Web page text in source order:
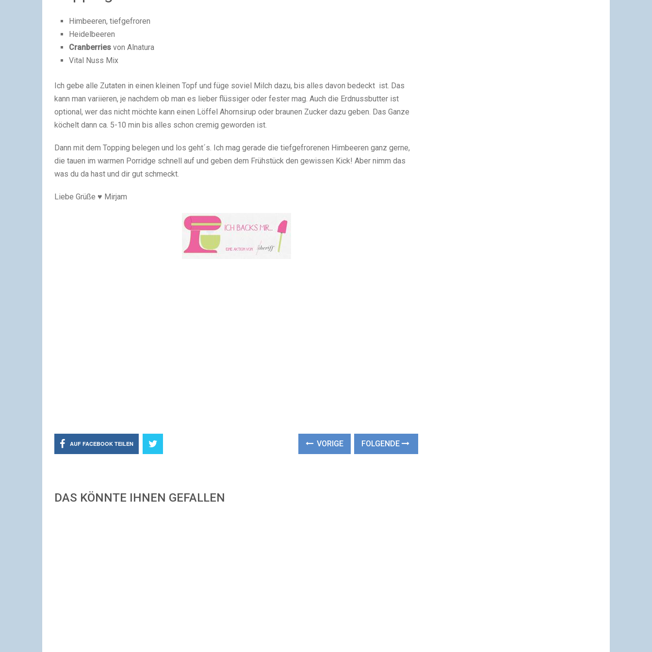
Himbeeren, tiefgefroren
Heidelbeeren
Cranberries von Alnatura
Vital Nuss Mix
Ich gebe alle Zutaten in einen kleinen Topf und füge soviel Milch dazu, bis alles davon bedeckt ist. Das
kann man variieren, je nachdem ob man es lieber flüssiger oder fester mag. Auch die Erdnussbutter ist
optional, wer das nicht möchte kann einen Löffel Ahornsirup oder braunen Zucker dazu geben. Das Ganze
köchelt dann ca. 5-10 min bis alles schon cremig geworden ist.
Dann mit dem Topping belegen und los geht´s. Ich mag gerade die tiefgefrorenen Himbeeren ganz gerne,
die tauen im warmen Porridge schnell auf und geben dem Frühstück den gewissen Kick! Aber nimm das
was du da hast und dir gut schmeckt.
Liebe Grüße ♥ Mirjam
AUF FACEBOOK TEILEN VORIGE FOLGENDE
DAS KÖNNTE IHNEN GEFALLEN